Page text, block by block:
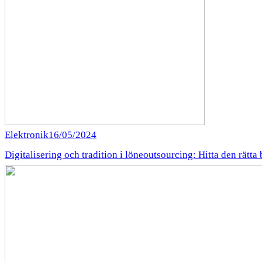
Elektronik16/05/2024
Digitalisering och tradition i löneoutsourcing: Hitta den rätta